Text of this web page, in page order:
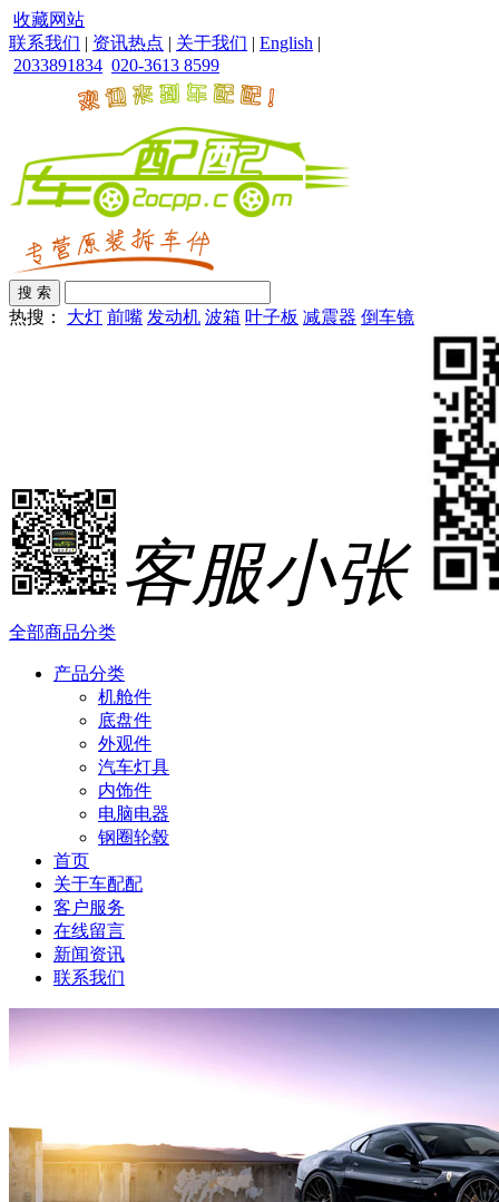
收藏网站
联系我们 | 资讯热点 | 关于我们 | English |
2033891834 020-3613 8599
热搜： 大灯 前嘴 发动机 波箱 叶子板 减震器 倒车镜
客服小张
全部商品分类
产品分类
机舱件
底盘件
外观件
汽车灯具
内饰件
电脑电器
钢圈轮毂
首页
关于车配配
客户服务
在线留言
新闻资讯
联系我们